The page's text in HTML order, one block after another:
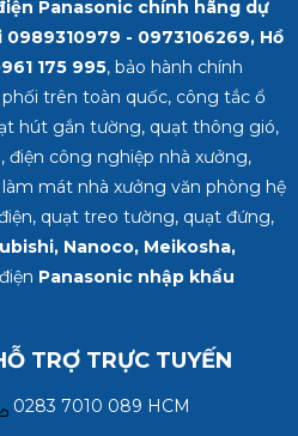
Panasonic chính hãng dự
- 0973106269, Hồ
175 995, bảo hành chính
trên toàn quốc, công tắc ổ
hút gắn tường, quạt thông gió,
công nghiệp nhà xưởng,
mát nhà xưởng văn phòng hệ
quạt treo tường, quạt đứng,
Nanoco, Meikosha,
Panasonic nhập khẩu
TRỢ TRỰC TUYẾN
0283 7010 089 HCM